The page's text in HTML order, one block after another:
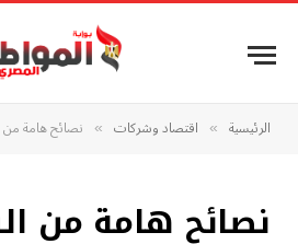
الرئيسية » اقتصاد وشركات » نصائح هامة من
نصائح هامة من